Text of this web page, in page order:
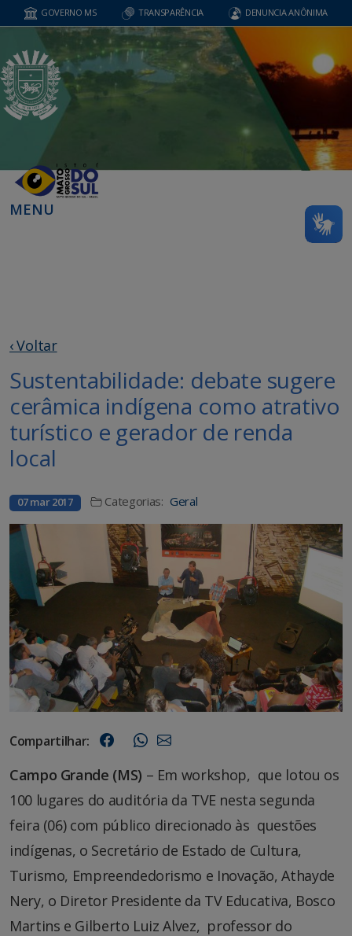
GOVERNO MS TRANSPARÊNCIA DENUNCIA ANÔNIMA
MENU
‹ Voltar
Sustentabilidade: debate sugere
cerâmica indígena como atrativo
turístico e gerador de renda
local
07 mar 2017 Categorias: Geral
Compartilhar:
Campo Grande (MS) – Em workshop, que lotou os
100 lugares do auditória da TVE nesta segunda
feira (06) com público direcionado às questões
indígenas, o Secretário de Estado de Cultura,
Turismo, Empreendedorismo e Inovação, Athayde
Nery, o Diretor Presidente da TV Educativa, Bosco
Martins e Gilberto Luiz Alvez, professor do